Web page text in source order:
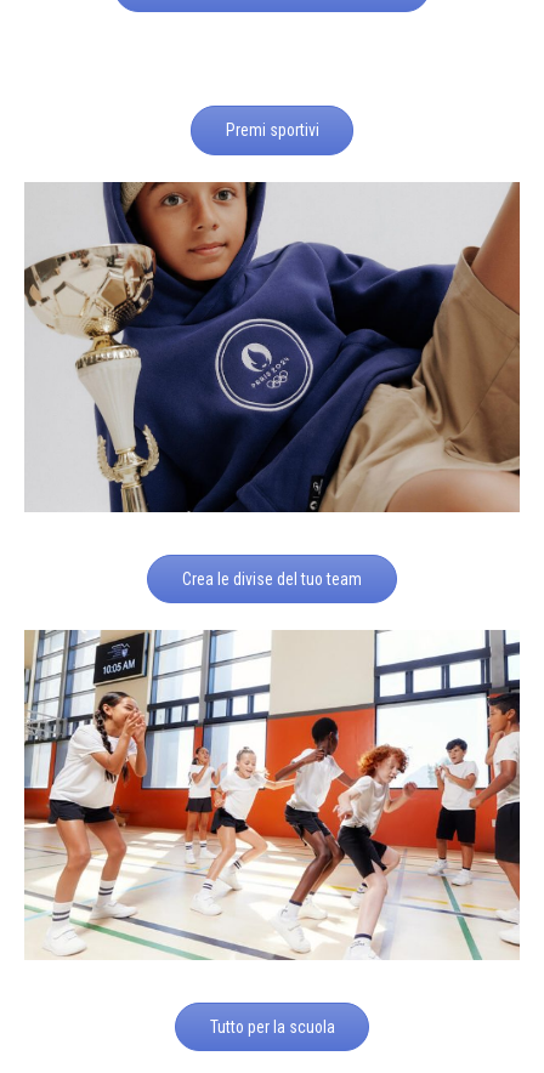
Premi sportivi
Crea le divise del tuo team
Tutto per la scuola